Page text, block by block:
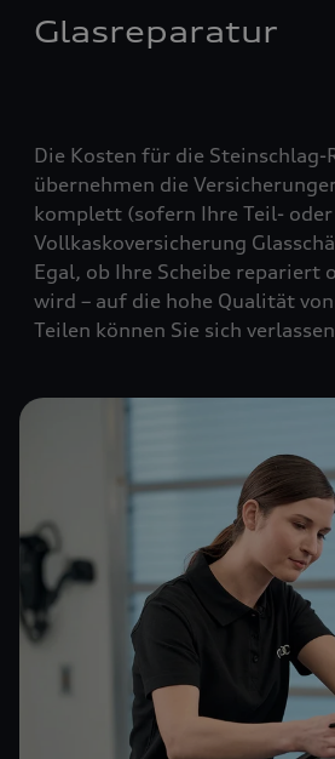
Glasreparatur
Die Kosten für die Steinschlag-
übernehmen die
komplett (sofern Ihre Teil- oder
Vollkaskoversicherung
Egal, ob Ihre Scheibe repariert
wird – auf die hohe Qualität
Teilen können Sie sich